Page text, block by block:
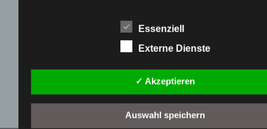
Zahlungsmöglichkeiten
Rückgabe von Elektroaltgeräten
Garantie & Gewährleistung
Qualität & Transparenz
Fahren ohne Führerschein
Maßnahmen unterliegen, die gewährleisten, dass die
personenbezogenen Daten nicht einer identifizierten
identifizierbaren natürlichen Person zugewiesen
Verarbeitung Verantwortlicher
die natürliche oder juristische Person, Behörde,
Essenziell
Externe Dienste
✓ Akzeptieren
Auswahl speichern